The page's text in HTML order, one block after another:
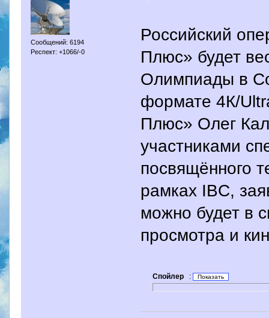
Сообщений: 6194
Респект: +1066/-0
Российский
Плюс» будет
Олимпиады в
формате 4К/
Плюс» Олег
участниками
посвящённого
рамках IBC,
можно будет в
просмотра и
Спойлер :